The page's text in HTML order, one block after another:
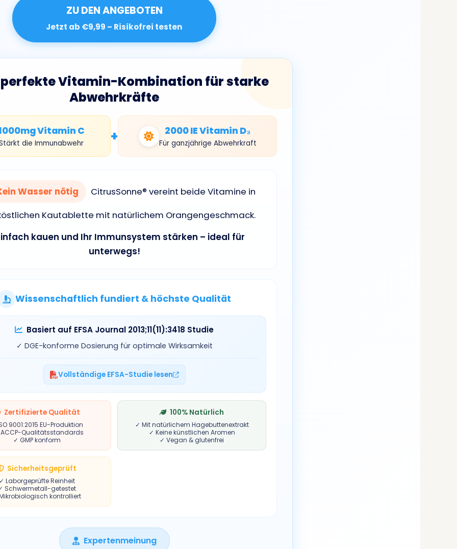
ZU DEN ANGEBOTEN
Jetzt ab €9,99 – Risikofrei testen
perfekte Vitamin-Kombination für starke
Abwehrkräfte
Vitamin C
die Immunabwehr + 2000 IE Vitamin D₃
Für ganzjährige Abwehrkraft
Wasser nötig
CitrusSonne® vereint beide Vitamine in
Kautablette mit natürlichem Orangengeschmack.
kauen und Ihr Immunsystem stärken – ideal für
unterwegs!
Wissenschaftlich fundiert & höchste Qualität
Basiert auf EFSA Journal 2013;11(11):3418 Studie
✓ DGE-konforme Dosierung für optimale Wirksamkeit
Vollständige EFSA-Studie lesen
Zertifizierte Qualität
9001:2015 EU-Produktion
Qualitätsstandards
✓ GMP konform
100% Natürlich
✓ Mit natürlichem Hagebuttenextrakt
✓ Keine künstlichen Aromen
✓ Vegan & glutenfrei
Sicherheitsgeprüft
Laborgeprüfte Reinheit
Schwermetall-getestet
kontrolliert
Expertenmeinung